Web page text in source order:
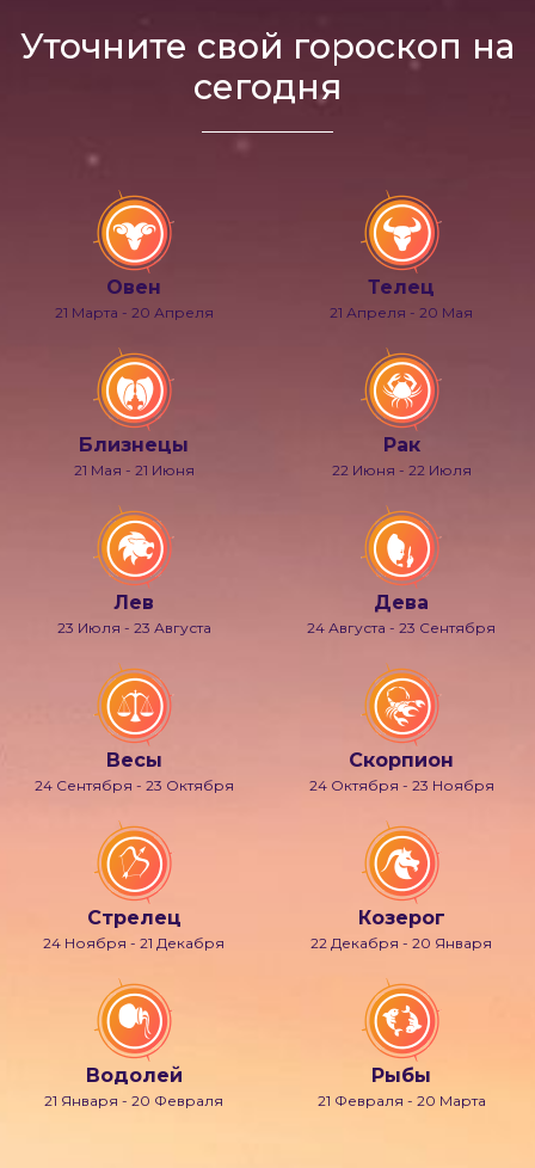
Уточните свой гороскоп на
сегодня
Овен
21 Марта - 20 Апреля
Телец
21 Апреля - 20 Мая
Близнецы
21 Мая - 21 Июня
Рак
22 Июня - 22 Июля
Лев
23 Июля - 23 Августа
Дева
24 Августа - 23 Сентября
Весы
24 Сентября - 23 Октября
Скорпион
24 Октября - 23 Ноября
Стрелец
24 Ноября - 21 Декабря
Козерог
22 Декабря - 20 Января
Водолей
21 Января - 20 Февраля
Рыбы
21 Февраля - 20 Марта